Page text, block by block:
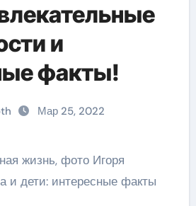
и
факты!
Мар 25, 2022